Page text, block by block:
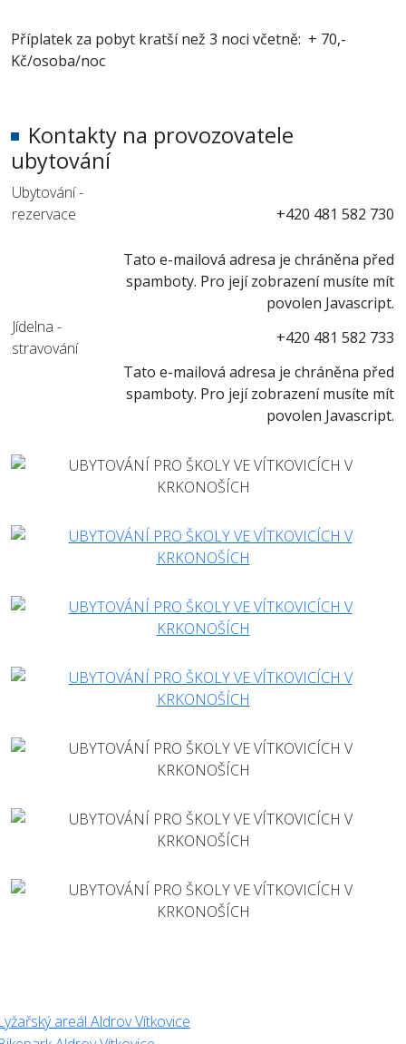
Příplatek za pobyt kratší než 3 noci včetně: + 70,-
Kč/osoba/noc
Kontakty na provozovatele
ubytování
Ubytování -
rezervace
+420 481 582 730
Tato e-mailová adresa je chráněna před
spamboty. Pro její zobrazení musíte mít
povolen Javascript.
Jídelna -
stravování
+420 481 582 733
Tato e-mailová adresa je chráněna před
spamboty. Pro její zobrazení musíte mít
povolen Javascript.